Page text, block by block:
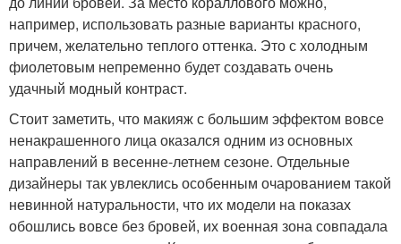
например, использовать разные варианты красного,
причем, желательно теплого оттенка. Это с холодным
фиолетовым непременно будет создавать очень
удачный модный контраст.
Стоит заметить, что макияж с большим эффектом вовсе
ненакрашенного лица оказался одним из основных
направлений в весенне-летнем сезоне. Отдельные
дизайнеры так увлеклись особенным очарованием такой
невинной натуральности, что их модели на показах
обошлись вовсе без бровей, их военная зона совпадала